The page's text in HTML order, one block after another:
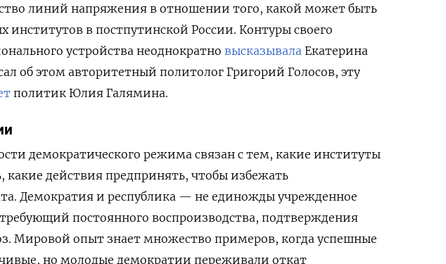
линий напряжения в отношении того, какой может быть
институтов в постпутинской России. Контуры своего
устройства неоднократно высказывала Екатерина
об этом авторитетный политолог Григорий Голосов, эту
политик Юлия Галямина.
демократического режима связан с тем, какие институты
какие действия предпринять, чтобы избежать
Демократия и республика — не единожды учрежденное
постоянного воспроизводства, подтверждения
Мировой опыт знает множество примеров, когда успешные
но молодые демократии переживали откат